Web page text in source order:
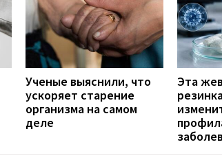
Ученые выяснили, что
ускоряет старение
организма на самом
деле
Эта